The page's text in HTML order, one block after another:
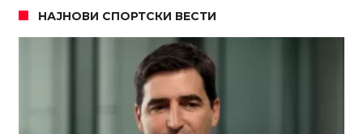
НАЈНОВИ СПОРТСКИ ВЕСТИ